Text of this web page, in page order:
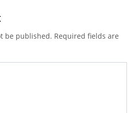
be published. Required fields are